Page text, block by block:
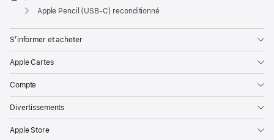
Apple
Apple Pencil (USB-C) reconditionné
S’informer et acheter
Apple Cartes
Compte
Divertissements
Apple Store